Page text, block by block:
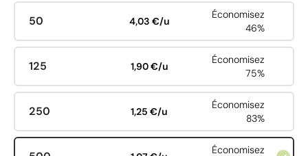
50 4,03 €/u
Économisez
46%
125 1,90 €/u
Économisez
75%
250 1,25 €/u
Économisez
83%
Économisez